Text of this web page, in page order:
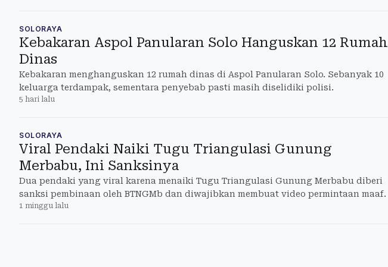
SOLORAYA
Kebakaran Aspol Panularan Solo Hanguskan 12 Rumah
Dinas
Kebakaran menghanguskan 12 rumah dinas di Aspol Panularan Solo. Sebanyak 10
keluarga terdampak, sementara penyebab pasti masih diselidiki polisi.
5 hari lalu
SOLORAYA
Viral Pendaki Naiki Tugu Triangulasi Gunung
Merbabu, Ini Sanksinya
Dua pendaki yang viral karena menaiki Tugu Triangulasi Gunung Merbabu diberi
sanksi pembinaan oleh BTNGMb dan diwajibkan membuat video permintaan maaf.
1 minggu lalu